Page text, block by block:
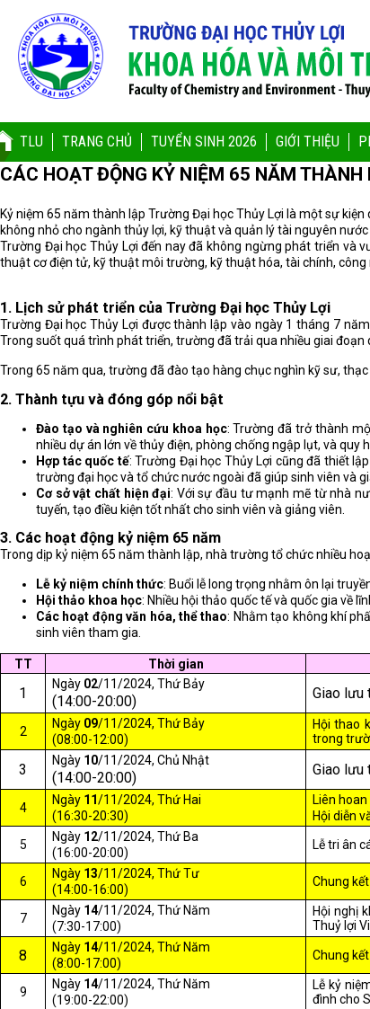
TLU TRANG CHỦ TUYỂN SINH 2026 GIỚI THIỆU
CÁC HOẠT ĐỘNG KỶ NIỆM 65 NĂM
Kỷ niệm 65 năm thành lập Trường Đại học Thủy Lợi là một sự
không nhỏ cho ngành thủy lợi, kỹ thuật và quản lý tài nguyên nước
Trường Đại học Thủy Lợi đến nay đã không ngừng phát triển và
thuật cơ điện tử, kỹ thuật môi trường, kỹ thuật hóa, tài chính, công
1. Lịch sử phát triển của Trường Đại học Thủy Lợi
Trường Đại học Thủy Lợi được thành lập vào ngày 1 tháng 7
Trong suốt quá trình phát triển, trường đã trải qua nhiều giai
Trong 65 năm qua, trường đã đào tạo hàng chục nghìn kỹ sư,
2. Thành tựu và đóng góp nổi bật
Đào tạo và nghiên cứu khoa học: Trường đã trở thành
nhiều dự án lớn về thủy điện, phòng chống ngập lụt, và quy
Hợp tác quốc tế: Trường Đại học Thủy Lợi cũng đã thiết
trường đại học và tổ chức nước ngoài đã giúp sinh viên và
Cơ sở vật chất hiện đại: Với sự đầu tư mạnh mẽ từ nhà
tuyến, tạo điều kiện tốt nhất cho sinh viên và giảng viên.
3. Các hoạt động kỷ niệm 65 năm
Trong dịp kỷ niệm 65 năm thành lập, nhà trường tổ chức nhiều
Lễ kỷ niệm chính thức: Buổi lễ long trọng nhằm ôn lại
Hội thảo khoa học: Nhiều hội thảo quốc tế và quốc gia về
Các hoạt động văn hóa, thể thao: Nhằm tạo không khí
sinh viên tham gia.
TT Thời gian
1
Ngày 02/11/2024, Thứ Bảy
(14:00-20:00)
Giao lưu
2
Ngày 09/11/2024, Thứ Bảy
(08:00-12:00)
Hội thao
trong
3
Ngày 10/11/2024, Chủ Nhật
(14:00-20:00)
Giao lưu
4
Ngày 11/11/2024, Thứ Hai
(16:30-20:30)
Liên
Hội diễn
5
Ngày 12/11/2024, Thứ Ba
(16:00-20:00)
Lễ tri ân
6
Ngày 13/11/2024, Thứ Tư
(14:00-16:00)
Chung
7
Ngày 14/11/2024, Thứ Năm
(7:30-17:00)
Hội nghị
Thuỷ lợi
8 Ngày 14/11/2024, Thứ Năm
(8:00-17:00)
Chung
9
Ngày 14/11/2024, Thứ Năm
(19:00-22:00)
Lễ kỷ
đình cho